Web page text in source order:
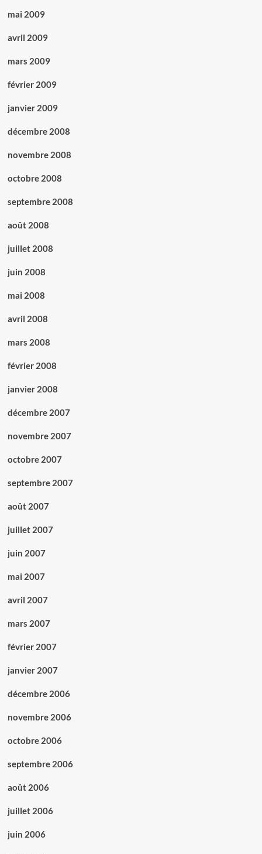
mai 2009
avril 2009
mars 2009
février 2009
janvier 2009
décembre 2008
novembre 2008
octobre 2008
septembre 2008
août 2008
juillet 2008
juin 2008
mai 2008
avril 2008
mars 2008
février 2008
janvier 2008
décembre 2007
novembre 2007
octobre 2007
septembre 2007
août 2007
juillet 2007
juin 2007
mai 2007
avril 2007
mars 2007
février 2007
janvier 2007
décembre 2006
novembre 2006
octobre 2006
septembre 2006
août 2006
juillet 2006
juin 2006